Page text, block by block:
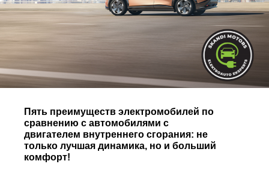
Пять преимуществ электромобилей по
сравнению с автомобилями с
двигателем внутреннего сгорания: не
только лучшая динамика, но и больший
комфорт!